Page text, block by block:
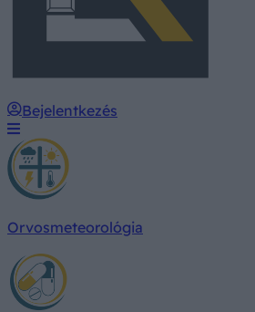
Bejelentkezés
Orvosmeteorológia